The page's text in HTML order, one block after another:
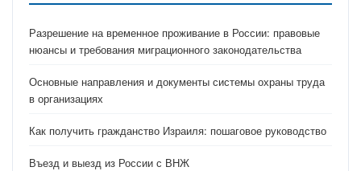
Разрешение на временное проживание в России: правовые
нюансы и требования миграционного законодательства
Основные направления и документы системы охраны труда
в организациях
Как получить гражданство Израиля: пошаговое руководство
Въезд и выезд из России с ВНЖ